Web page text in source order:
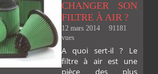
CHANGER SON
FILTRE À AIR ?
12 mars 2014
91181
vues
A quoi sert-il ? Le
filtre à air est une
pièce des plus